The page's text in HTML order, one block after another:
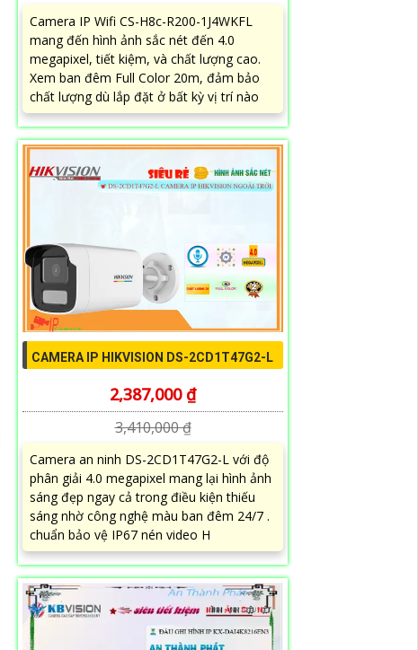
Camera IP Wifi CS-H8c-R200-1J4WKFL
mang đến hình ảnh sắc nét đến 4.0
megapixel, tiết kiệm, và chất lượng cao.
Xem ban đêm Full Color 20m, đảm bảo
chất lượng dù lắp đặt ở bất kỳ vị trí nào
CAMERA IP HIKVISION DS-2CD1T47G2-L
2,387,000 ₫
3,410,000 ₫
Camera an ninh DS-2CD1T47G2-L với độ
phân giải 4.0 megapixel mang lại hình ảnh
sáng đẹp ngay cả trong điều kiện thiếu
sáng nhờ công nghệ màu ban đêm 24/7 .
chuẩn bảo vệ IP67 nén video H